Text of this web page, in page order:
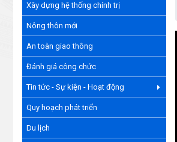
Xây dựng hệ thống chính trị
Nông thôn mới
An toàn giao thông
Đánh giá công chức
Tin tức - Sự kiện - Hoạt động
Quy hoạch phát triển
Du lịch